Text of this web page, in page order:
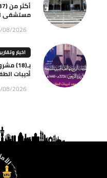
مستشفى
08/2026
اخبار
أديبات
08/2026